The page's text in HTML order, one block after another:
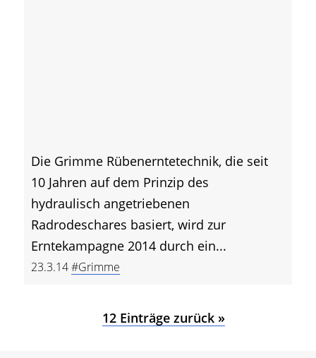
Die Grimme Rübenerntetechnik, die seit
10 Jahren auf dem Prinzip des
hydraulisch angetriebenen
Radrodeschares basiert, wird zur
Erntekampagne 2014 durch ein...
23.3.14#Grimme
12 Einträge zurück »